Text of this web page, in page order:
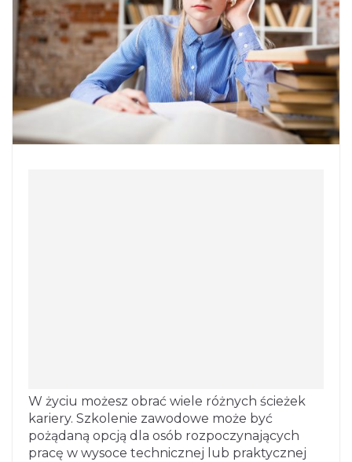
W życiu możesz obrać wiele różnych ścieżek
kariery. Szkolenie zawodowe może być
pożądaną opcją dla osób rozpoczynających
pracę w wysoce technicznej lub praktycznej